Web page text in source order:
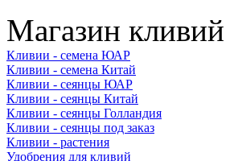
Магазин кливий
Кливии - семена ЮАР
Кливии - семена Китай
Кливии - сеянцы ЮАР
Кливии - сеянцы Китай
Кливии - сеянцы Голландия
Кливии - сеянцы под заказ
Кливии - растения
Удобрения для кливий